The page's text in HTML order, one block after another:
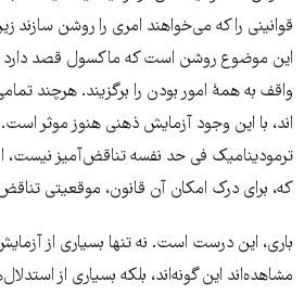
قوانینی را که می‌‌‌خواهند امری را روشن سازند
این موضوع روشن است که ماکسول قصد دارد
واقف به همۀ امور بودن را برگزیند. هرچند
اند، با این وجود آزمایش ذهنی هنوز موثر
ترمودینامیک فی حد نفسه تناقض‌‌‌آمیز نیست،
که، برای درک امکان آن قانون، موقعیتی
باری، این درست است. نه تنها بسیاری از
مشاهده‌‌‌اند این گونه‌‌‌اند، بلکه بسیاری از